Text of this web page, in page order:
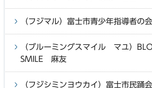
（フジマル）富士市青少年指導者の
（ブルーミングスマイル マユ）
SMILE 麻友
（フジシミンヨウカイ）富士市民踊会